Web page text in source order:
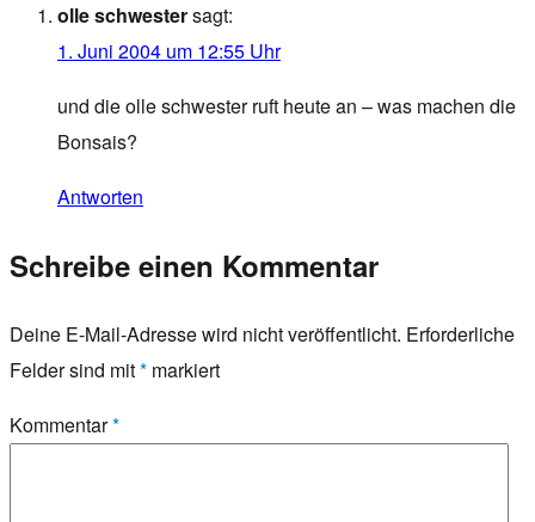
olle schwestersagt:
1. Juni 2004 um 12:55 Uhr
und die olle schwester ruft heute an – was machen die
Bonsais?
Antworten
Schreibe einen Kommentar
Deine E-Mail-Adresse wird nicht veröffentlicht. Erforderliche
Felder sind mit* markiert
Kommentar*